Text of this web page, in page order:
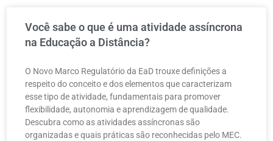
Você sabe o que é uma atividade assíncrona
na Educação a Distância?
O Novo Marco Regulatório da EaD trouxe definições a
respeito do conceito e dos elementos que caracterizam
esse tipo de atividade, fundamentais para promover
flexibilidade, autonomia e aprendizagem de qualidade.
Descubra como as atividades assíncronas são
organizadas e quais práticas são reconhecidas pelo MEC.